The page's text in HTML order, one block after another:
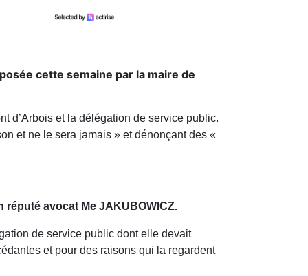
cette semaine par la maire de
d’Arbois et la délégation de service public.
et ne le sera jamais » et dénonçant des «
réputé avocat Me JAKUBOWICZ.
de service public dont elle devait
et pour des raisons qui la regardent